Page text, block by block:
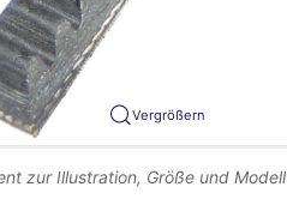
Vergrößern
zur Illustration, Größe und